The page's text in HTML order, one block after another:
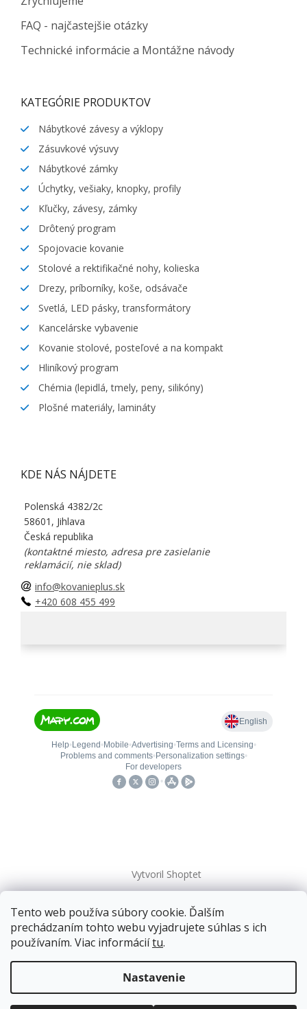
Tento web používa súbory cookie. Ďalším
prechádzaním tohto webu vyjadrujete súhlas s ich
používaním. Viac informáciítu.
Nastavenie
Doprava zadarmopre balíkové zásielky v hodnote
nad120 EUR*.
Balíky zasielame už od4 EUR.
FAQ - najčastejšie otázky
Technické informácie a Montážne návody
KATEGÓRIE PRODUKTOV
Nábytkové závesy a výklopy
Zásuvkové výsuvy
Nábytkové zámky
Úchytky, vešiaky, knopky, profily
Kľučky, závesy, zámky
Drôtený program
Spojovacie kovanie
Stolové a rektifikačné nohy, kolieska
Drezy, príborníky, koše, odsávače
Svetlá, LED pásky, transformátory
Kancelárske vybavenie
Kovanie stolové, posteľové a na kompakt
Hliníkový program
Chémia (lepidlá, tmely, peny, silikóny)
Plošné materiály, lamináty
KDE NÁS NÁJDETE
Polenská 4382/2c
58601, Jihlava
Česká republika
(kontaktné miesto, adresa pre zasielanie
reklamácií, nie sklad)
info@kovanieplus.sk
+420 608 455 499
Vytvoril Shoptet
Copyright 2026kovanieplus. Všetky práva vyhradené.